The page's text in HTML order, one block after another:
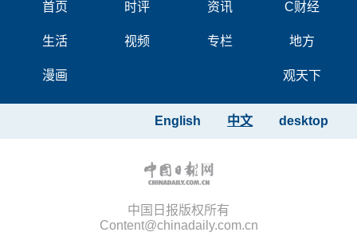
首页 时评 资讯 C财经
生活 视频 专栏 地方
漫画 观天下
desktop
中文
English
中国日报版权所有
Content@chinadaily.com.cn